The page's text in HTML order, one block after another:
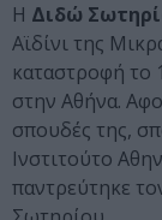
Η Διδώ
Aϊδίνι της
καταστροφή το
στην Αθήνα.
σπουδές της,
Ινστιτούτο
παντρεύτηκε